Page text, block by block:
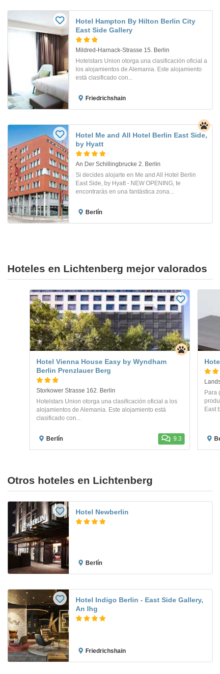
Hotel Hampton By Hilton Berlin City
East Side Gallery
Mildred-Harnack-Strasse 15. Berlin
Hotelstars Union otorga una clasificación oficial a
los alojamientos de Alemania. Este alojamiento
está clasificado con...
Friedrichshain
Hotel Me and All Hotel Berlin East Side,
by Hyatt
An Der Schillingbrucke 2. Berlin
Si decides alojarte en Me and All Hotel Berlin
East Side, by Hyatt - NEW OPENING, te
encontrarás en una fantástica zona...
Berlín
Hoteles en Lichtenberg mejor valorados
Hotel Vienna House Easy by Wyndham
Berlin Prenzlauer Berg
Storkower Strasse 162. Berlin
Hotelstars Union otorga una clasificación oficial a los
alojamientos de Alemania. Este alojamiento está
clasificado con...
Berlín 9.3
Para
East
Otros hoteles en Lichtenberg
Hotel Newberlin
Berlín
Hotel Indigo Berlin - East Side Gallery,
An Ihg
Friedrichshain